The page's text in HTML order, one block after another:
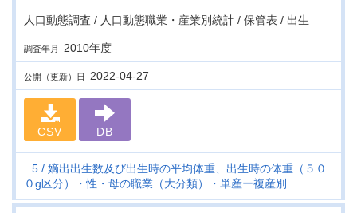
人口動態調査 / 人口動態職業・産業別統計 / 保管表 / 出生
調査年月 2010年度
公開（更新）日 2022-04-27
CSV DB
5
嫡出出生数及び出生時の平均体重、出生時の体重（５０
０g区分）・性・母の職業（大分類）・単産ー複産別